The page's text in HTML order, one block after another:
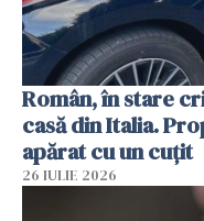
Român, în stare
casă din Italia.
apărat cu un cuțit
26 IULIE 2026